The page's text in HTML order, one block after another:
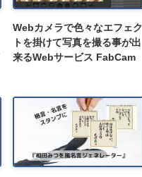
Webカメラで色々なエフェク
トを掛けて写真を撮る事が出
来るWebサービス FabCam